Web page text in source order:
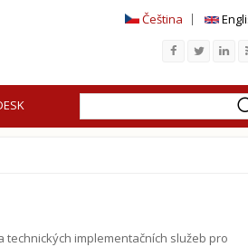
Čeština
implementačních služeb pro